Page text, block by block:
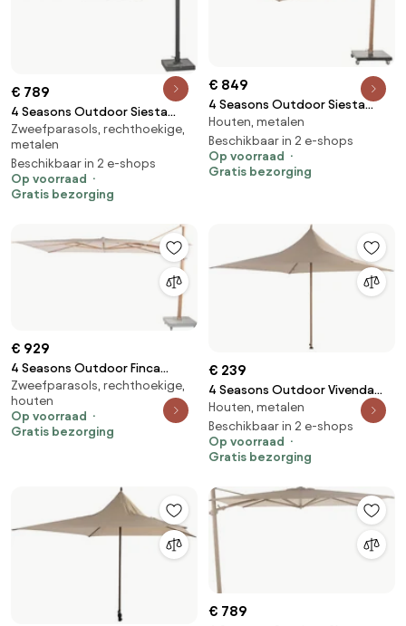
€ 789
4 Seasons Outdoor Siesta
PREMIUM 300 x 300 cm parasol
charcoal, antraciet frame
Parasol antraciet
weerbestendig
Zweefparasols, rechthoekige,
metalen
Beschikbaar in 2 e-shops
Op voorraad
Gratis bezorging
€ 849
4 Seasons Outdoor Siesta
PREMIUM Ø 350 cm parasol
zand, wood look frame Parasol
beige weerbestendig
Houten, metalen
Beschikbaar in 2 e-shops
Op voorraad
Gratis bezorging
€ 929
4 Seasons Outdoor Finca
parasol met Wood look frame
en zand doek 400 x 300 cm
Parasol beige weerbestendig
Zweefparasols, rechthoekige,
houten
Op voorraad
Gratis bezorging
€ 239
4 Seasons Outdoor Vivenda
parasol met wood look frame
en zandkleurig doek 270 x 270
cm Parasol beige
weerbestendig
Houten, metalen
Beschikbaar in 2 e-shops
Op voorraad
Gratis bezorging
€ 789